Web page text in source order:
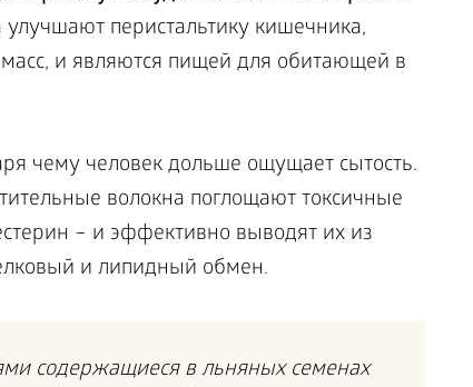
перистальтику кишечника,
и являются пищей для обитающей в
чему человек дольше ощущает сытость.
волокна поглощают токсичные
– и эффективно выводят их из
и липидный обмен.
содержащиеся в льняных семенах